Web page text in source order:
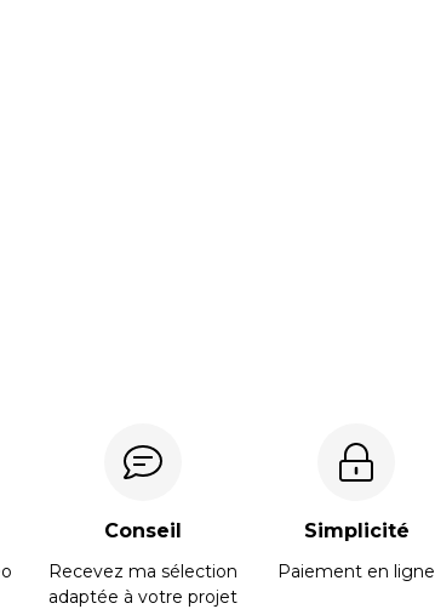
Conseil
Recevez ma sélection
adaptée à votre projet
Simplicité
Paiement en ligne